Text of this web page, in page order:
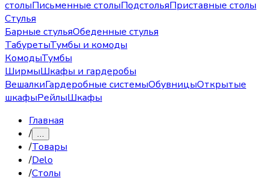
столыПисьменные столыПодстольяПриставные столы
Стулья
Барные стульяОбеденные стулья
ТабуретыТумбы и комоды
КомодыТумбы
ШирмыШкафы и гардеробы
ВешалкиГардеробные системыОбувницыОткрытые
шкафыРейлыШкафы
Главная
/ …
/Товары
/Delo
/Столы